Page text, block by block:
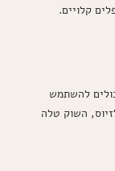
קלויים.
להשתמש
מגיע ל-70 מעלות צלזיוס, השוק טלה